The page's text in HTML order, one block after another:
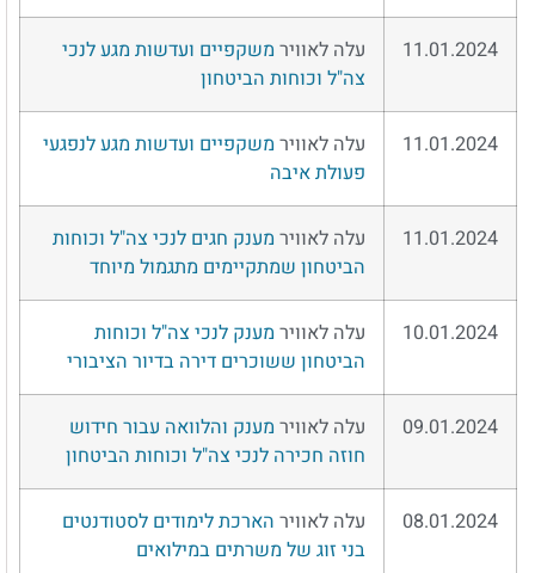
11.01.2024 עלה לאוויר משקפיים ועדשות מגע לנכי
צה"ל וכוחות הביטחון
11.01.2024 עלה לאוויר משקפיים ועדשות מגע לנפגעי
פעולת איבה
11.01.2024 עלה לאוויר מענק חגים לנכי צה"ל וכוחות
הביטחון שמתקיימים מתגמול מיוחד
10.01.2024 עלה לאוויר מענק לנכי צה"ל וכוחות
הביטחון ששוכרים דירה בדיור הציבורי
09.01.2024 עלה לאוויר מענק והלוואה עבור חידוש
חוזה חכירה לנכי צה"ל וכוחות הביטחון
08.01.2024 עלה לאוויר הארכת לימודים לסטודנטים
בני זוג של משרתים במילואים